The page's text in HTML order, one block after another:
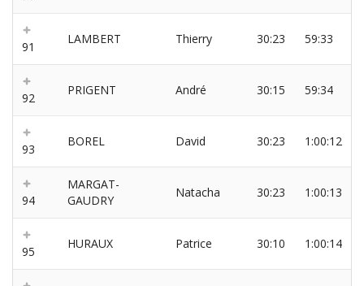
91
LAMBERT Thierry 30:23 59:33
92
PRIGENT André 30:15 59:34
93
BOREL David 30:23 1:00:12
94
MARGAT-
GAUDRY
Natacha 30:23 1:00:13
95
HURAUX Patrice 30:10 1:00:14